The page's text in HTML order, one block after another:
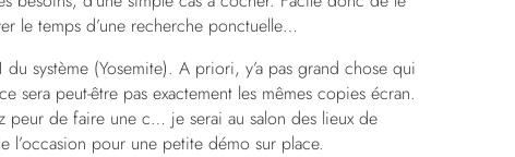
le temps d’une recherche ponctuelle…
système (Yosemite). A priori, y’a pas grand chose qui
sera peut-être pas exactement les mêmes copies écran.
peur de faire une c… je serai au salon des lieux de
l’occasion pour une petite démo sur place.